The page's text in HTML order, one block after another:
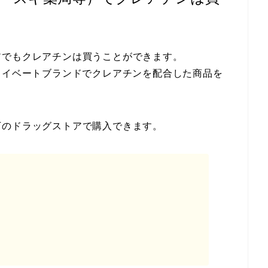
もクレアチンは買うことができます。
ベートブランドでクレアチンを配合した商品を
ドラッグストアで購入できます。